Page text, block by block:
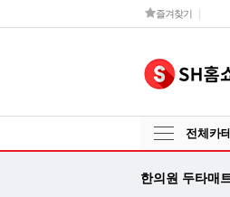
즐겨찾기
전체카
한의원 두타매